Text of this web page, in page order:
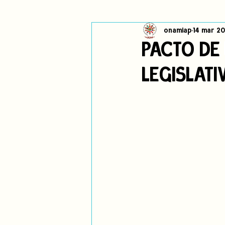
Cambio climático Navegador
Pronunciamientos
PACTO
onamiap 14 mar